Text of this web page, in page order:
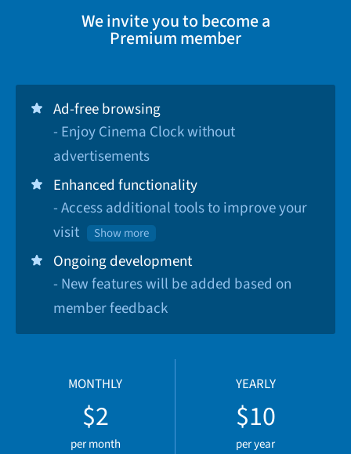
We invite you to become a
Premium member
Ad-free browsing
- Enjoy Cinema Clock without
advertisements
Enhanced functionality
- Access additional tools to improve your
visit
Show more
Ongoing development
- New features will be added based on
member feedback
MONTHLY
$2
per month
YEARLY
$10
per year